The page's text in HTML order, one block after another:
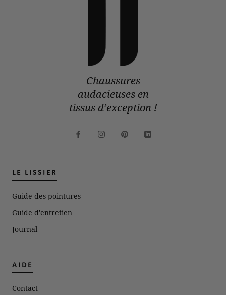
Chaussures
audacieuses en
tissus d’exception !
LE LISSIER
Guide des pointures
Guide d'entretien
Journal
AIDE
Contact